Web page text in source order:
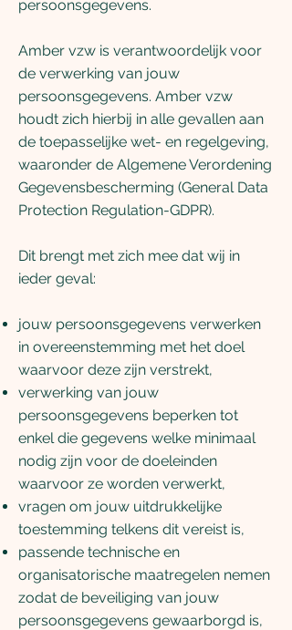
persoonsgegevens.
Amber vzw is verantwoordelijk voor
de verwerking van jouw
persoonsgegevens. Amber vzw
houdt zich hierbij in alle gevallen aan
de toepasselijke wet- en regelgeving,
waaronder de Algemene Verordening
Gegevensbescherming (General Data
Protection Regulation-GDPR).
Dit brengt met zich mee dat wij in
ieder geval:
jouw persoonsgegevens verwerken
in overeenstemming met het doel
waarvoor deze zijn verstrekt,
verwerking van jouw
persoonsgegevens beperken tot
enkel die gegevens welke minimaal
nodig zijn voor de doeleinden
waarvoor ze worden verwerkt,
vragen om jouw uitdrukkelijke
toestemming telkens dit vereist is,
passende technische en
organisatorische maatregelen nemen
zodat de beveiliging van jouw
persoonsgegevens gewaarborgd is,